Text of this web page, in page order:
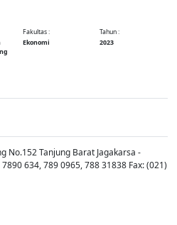
Fakultas :
Ekonomi
Tahun :
2023
No.152 Tanjung Barat Jagakarsa -
634, 789 0965, 788 31838 Fax: (021)